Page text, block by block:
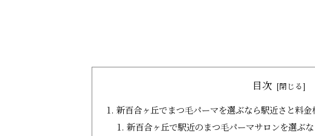
目次
新百合ヶ丘でまつ毛パーマを選ぶなら駅近さと料金
新百合ヶ丘で駅近のまつ毛パーマサロンを選ぶ